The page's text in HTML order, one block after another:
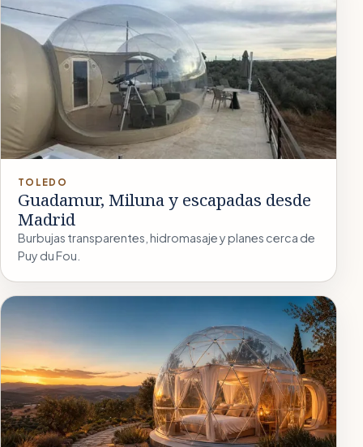
TOLEDO
Guadamur, Miluna y escapadas desde
Madrid
Burbujas transparentes, hidromasaje y planes cerca de
Puy du Fou.